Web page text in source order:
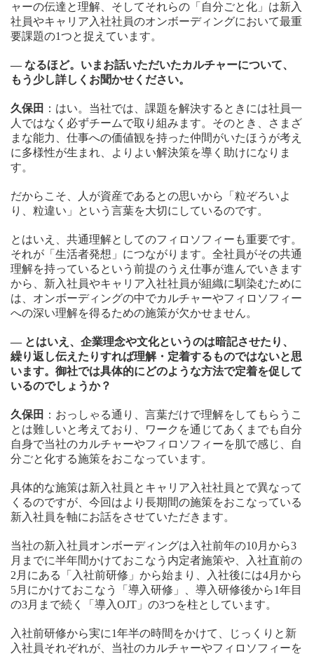
ャーの伝達と理解、そしてそれらの「自分ごと化」は新入
社員やキャリア入社社員のオンボーディングにおいて最重
要課題の1つと捉えています。
― なるほど。いまお話いただいたカルチャーについて、
もう少し詳しくお聞かせください。
久保田 ：はい。当社では、課題を解決するときには社員一
人ではなく必ずチームで取り組みます。そのとき、さまざ
まな能力、仕事への価値観を持った仲間がいたほうが考え
に多様性が生まれ、よりよい解決策を導く助けになりま
す。
だからこそ、人が資産であるとの思いから「粒ぞろいよ
り、粒違い」という言葉を大切にしているのです。
とはいえ、共通理解としてのフィロソフィーも重要です。
それが「生活者発想」につながります。全社員がその共通
理解を持っているという前提のうえ仕事が進んでいきます
から、新入社員やキャリア入社社員が組織に馴染むために
は、オンボーディングの中でカルチャーやフィロソフィー
への深い理解を得るための施策が欠かせません。
― とはいえ、企業理念や文化というのは暗記させたり、
繰り返し伝えたりすれば理解・定着するものではないと思
います。御社では具体的にどのような方法で定着を促して
いるのでしょうか？
久保田 ：おっしゃる通り、言葉だけで理解をしてもらうこ
とは難しいと考えており、ワークを通じてあくまでも自分
自身で当社のカルチャーやフィロソフィーを肌で感じ、自
分ごと化する施策をおこなっています。
具体的な施策は新入社員とキャリア入社社員とで異なって
くるのですが、今回はより長期間の施策をおこなっている
新入社員を軸にお話をさせていただきます。
当社の新入社員オンボーディングは入社前年の10月から3
月までに半年間かけておこなう内定者施策や、入社直前の
2月にある「入社前研修」から始まり、入社後には4月から
5月にかけておこなう「導入研修」、導入研修後から1年目
の3月まで続く「導入OJT」の3つを柱としています。
入社前研修から実に1年半の時間をかけて、じっくりと新
入社員それぞれが、当社のカルチャーやフィロソフィーを